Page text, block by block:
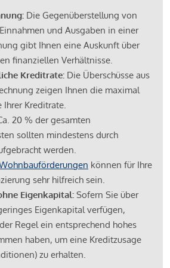
Die Gegenüberstellung von
und Ausgaben in einer
gibt Ihnen eine Auskunft über
finanziellen Verhältnisse.
Kreditrate: Die Überschüsse aus
zeigen Ihnen die maximal
Ihrer Kreditrate.
20 % der gesamten
sollten mindestens durch
werden.
können für Ihre
sehr hilfreich sein.
Eigenkapital: Sofern Sie über
Eigenkapital verfügen,
Regel ein entsprechend hohes
haben, um eine Kreditzusage
zu erhalten.